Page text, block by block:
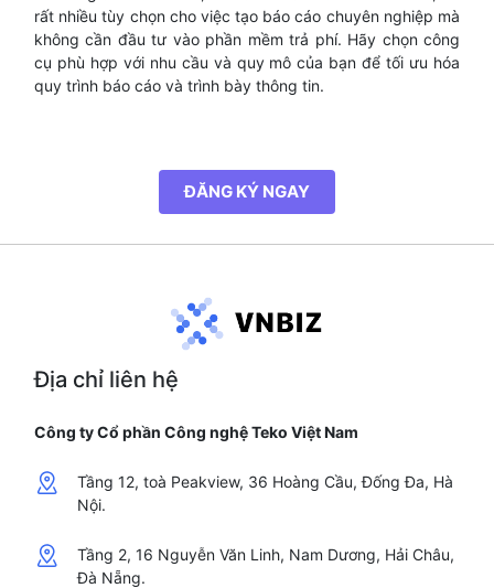
rất nhiều tùy chọn cho việc tạo báo cáo chuyên nghiệp mà
không cần đầu tư vào phần mềm trả phí. Hãy chọn công
cụ phù hợp với nhu cầu và quy mô của bạn để tối ưu hóa
quy trình báo cáo và trình bày thông tin.
ĐĂNG KÝ NGAY
Địa chỉ liên hệ
Công ty Cổ phần Công nghệ Teko Việt Nam
Tầng 12, toà Peakview, 36 Hoàng Cầu, Đống Đa, Hà
Nội.
Tầng 2, 16 Nguyễn Văn Linh, Nam Dương, Hải Châu,
Đà Nẵng.